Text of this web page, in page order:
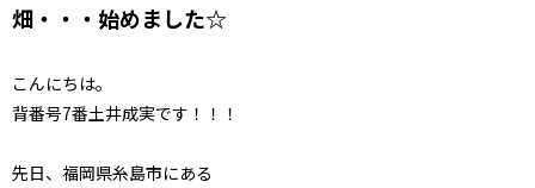
畑・・・始めました☆
こんにちは。
背番号7番土井成実です！！！
先日、福岡県糸島市にある